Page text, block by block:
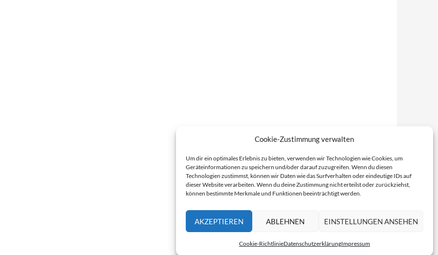
Cookie-Zustimmung verwalten
Um dir ein optimales Erlebnis zu bieten, verwenden wir Technologien wie Cookies, um
Geräteinformationen zu speichern und/oder darauf zuzugreifen. Wenn du diesen
Technologien zustimmst, können wir Daten wie das Surfverhalten oder eindeutige IDs auf
dieser Website verarbeiten. Wenn du deine Zustimmung nicht erteilst oder zurückziehst,
können bestimmte Merkmale und Funktionen beeinträchtigt werden.
AKZEPTIEREN ABLEHNEN EINSTELLUNGEN ANSEHEN
Cookie-RichtlinieDatenschutzerklärungImpressum